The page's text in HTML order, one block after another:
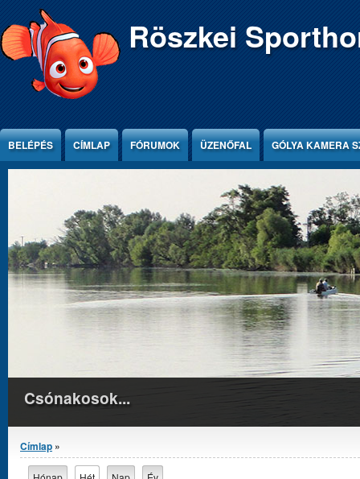
Ugrás a tartalomra Röszkei
BELÉPÉS CÍMLAP FÓRUMOK ÜZENŐFAL GÓLYA KAMERA
Csónakosok...
Jelenlegi hely
Címlap »